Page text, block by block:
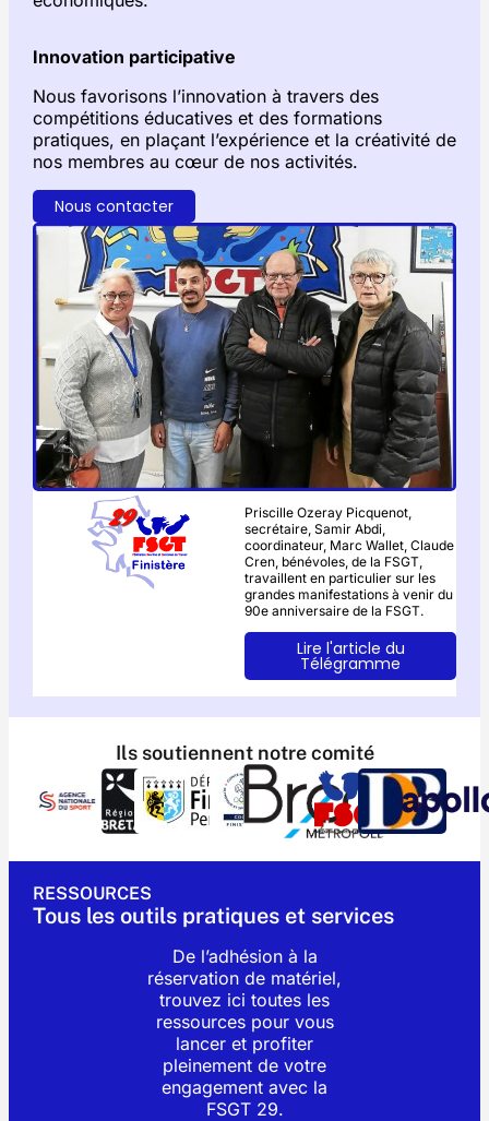
Innovation participative
Nous favorisons l’innovation à travers des
compétitions éducatives et des formations
pratiques, en plaçant l’expérience et la créativité de
nos membres au cœur de nos activités.
Nous contacter
Priscille Ozeray Picquenot,
secrétaire, Samir Abdi,
coordinateur, Marc Wallet, Claude
Cren, bénévoles, de la FSGT,
travaillent en particulier sur les
grandes manifestations à venir du
90e anniversaire de la FSGT.
Lire l'article du
Télégramme
Ils soutiennent notre comité
RESSOURCES
Tous les outils pratiques et services
De l’adhésion à la
réservation de matériel,
trouvez ici toutes les
ressources pour vous
lancer et profiter
pleinement de votre
engagement avec la
FSGT 29.